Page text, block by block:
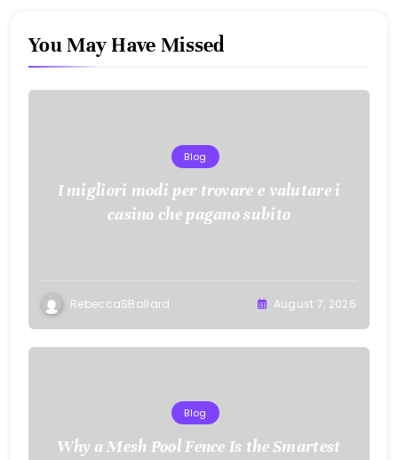
You May Have Missed
Blog
I migliori modi per trovare e valutare i
casino che pagano subito
RebeccaSBallard August 7, 2026
Blog
Why a Mesh Pool Fence Is the Smartest